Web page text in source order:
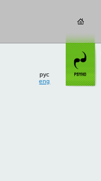
eng